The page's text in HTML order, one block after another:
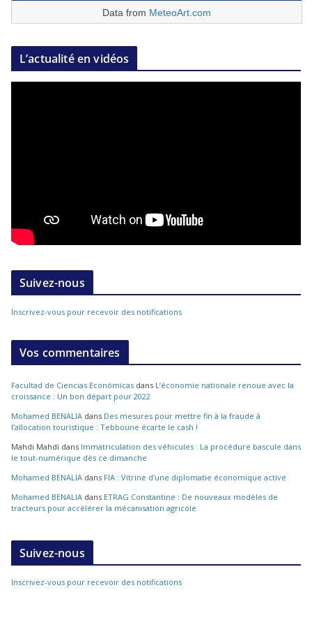
Data from MeteoArt.com
L’actualité en vidéos
Suivez-nous
Inscrivez-vous pour recevoir des notifications
Vos commentaires
Facultad de Ciencias Económicas dans L’économie nationale renoue avec la
croissance : Un bon départ pour 2022
Mohamed BENALIA dans Des mesures pour mettre fin à la fraude à
l’allocation touristique : Tebboune écarte le cash !
Mahdi Mahdi dans Immatriculation des véhicules : La procédure bascule dans
le tout-numérique dès ce dimanche
Mohamed BENALIA dans FIA : Vitrine d’une diplomatie économique active
Mohamed BENALIA dans ETRAG Constantine : De nouveaux modèles de
tracteurs pour accélérer la mécanisation agricole
Suivez-nous
Inscrivez-vous pour recevoir des notifications